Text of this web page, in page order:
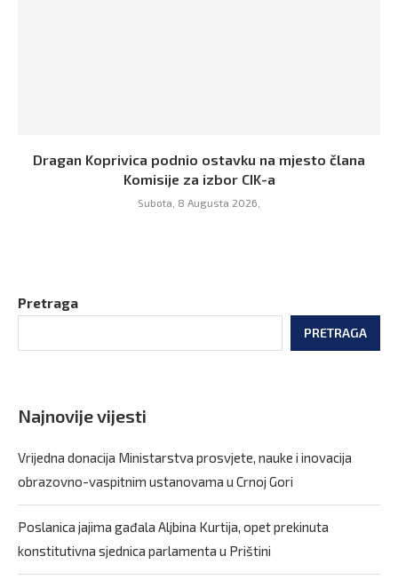
Dragan Koprivica podnio ostavku na mjesto člana
Komisije za izbor CIK-a
Subota, 8 Augusta 2026,
Pretraga
PRETRAGA
Najnovije vijesti
Vrijedna donacija Ministarstva prosvjete, nauke i inovacija
obrazovno-vaspitnim ustanovama u Crnoj Gori
Poslanica jajima gađala Aljbina Kurtija, opet prekinuta
konstitutivna sjednica parlamenta u Prištini